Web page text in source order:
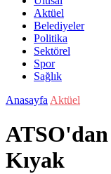
Aktüel
Belediyeler
Politika
Sektörel
Spor
Sağlık
Anasayfa Aktüel
Kıyak